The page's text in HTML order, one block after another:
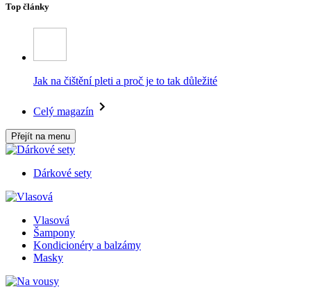
Top články
Jak na čištění pleti a proč je to tak důležité
Celý magazín
Přejít na menu
Dárkové sety
Vlasová
Šampony
Kondicionéry a balzámy
Masky